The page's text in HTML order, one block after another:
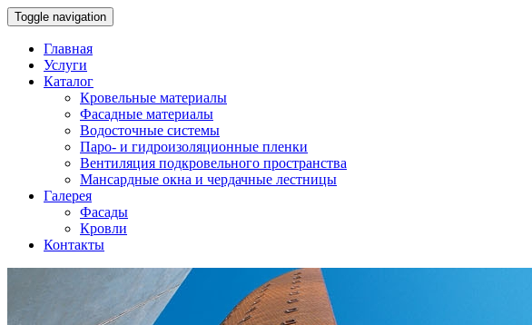
Toggle navigation
Главная
Услуги
Каталог
Кровельные материалы
Фасадные материалы
Водосточные системы
Паро- и гидроизоляционные пленки
Вентиляция подкровельного пространства
Мансардные окна и чердачные лестницы
Галерея
Фасады
Кровли
Контакты